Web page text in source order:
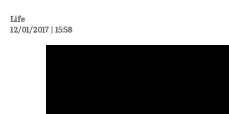
Life
12/01/2017 | 15:58